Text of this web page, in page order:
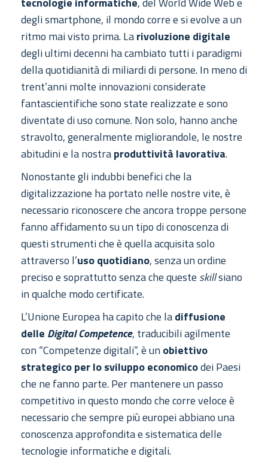
degli smartphone, il mondo corre e si evolve a un
ritmo mai visto prima. Larivoluzione digitale
degli ultimi decenni ha cambiato tutti i paradigmi
della quotidianità di miliardi di persone. In meno di
trent’anni molte innovazioni considerate
fantascientifiche sono state realizzate e sono
diventate di uso comune. Non solo, hanno anche
stravolto, generalmente migliorandole, le nostre
abitudini e la nostraproduttività lavorativa.
Nonostante gli indubbi benefici che la
digitalizzazione ha portato nelle nostre vite, è
necessario riconoscere che ancora troppe persone
fanno affidamento su un tipo di conoscenza di
questi strumenti che è quella acquisita solo
attraverso l’uso quotidiano, senza un ordine
preciso e soprattutto senza che queste skillsiano
in qualche modo certificate.
L’Unione Europea ha capito che ladiffusione
delle Digital Competence, traducibili agilmente
con “Competenze digitali”, è un obiettivo
strategico per lo sviluppo economicodei Paesi
che ne fanno parte. Per mantenere un passo
competitivo in questo mondo che corre veloce è
necessario che sempre più europei abbiano una
conoscenza approfondita e sistematica delle
tecnologie informatiche e digitali.